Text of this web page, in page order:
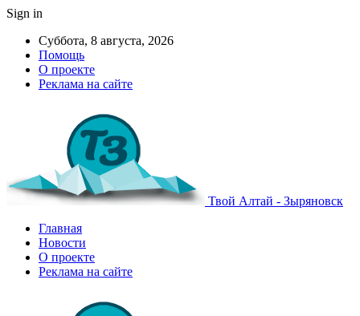
Sign in
Суббота, 8 августа, 2026
Помощь
О проекте
Реклама на сайте
Твой Алтай - Зыряновск
Главная
Новости
О проекте
Реклама на сайте